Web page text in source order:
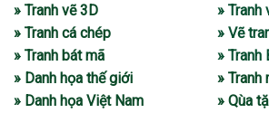
» Tranh vẽ 3D
» Tranh cá chép
» Tranh bát mã
» Danh họa thế giới
» Danh họa Việt Nam
» Tranh
» Vẽ
» Tranh
» Tranh
» Qùa